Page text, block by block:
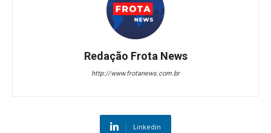
Redação Frota News
http://www.frotanews.com.br
Linkedin